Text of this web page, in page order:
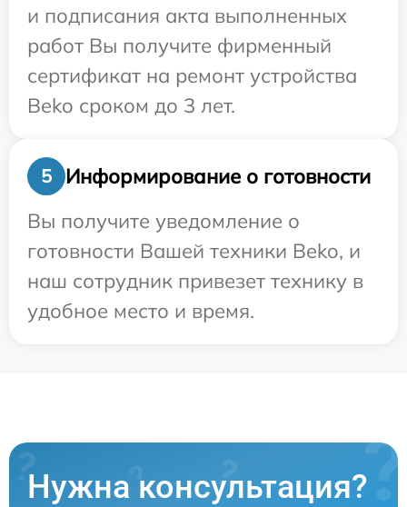
и подписания акта выполненных
работ Вы получите фирменный
сертификат на ремонт устройства
Beko сроком до 3 лет.
5
Информирование о готовности
Вы получите уведомление о
готовности Вашей техники Beko, и
наш сотрудник привезет технику в
удобное место и время.
Нужна консультация?